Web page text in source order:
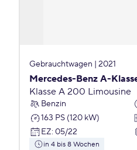
Gebrauchtwagen | 2021
Mercedes-Benz A-
Klasse A 200 Limousine
Benzin
163 PS (120 kW)
EZ: 05/22
in 4 bis 8 Wochen